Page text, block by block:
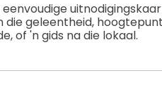
die geleentheid,
of 'n gids na die lokaal.